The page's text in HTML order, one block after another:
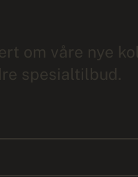
om våre nye
spesialtilbud.